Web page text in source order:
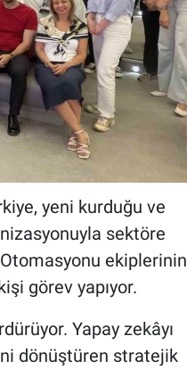
yeni kurduğu ve
sektöre
ekiplerinin
görev yapıyor.
Yapay zekâyı
dönüştüren stratejik